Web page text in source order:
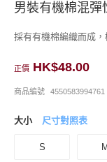
男裝有機棉混彈
採有有機棉編織而成
正價 HK$48.00
商品編號 4550583994761
大小 尺寸對照表
S M